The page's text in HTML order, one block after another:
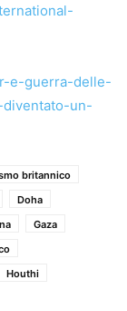
e-guerra-delle-
un-
britannico
Doha
Gaza
Houthi